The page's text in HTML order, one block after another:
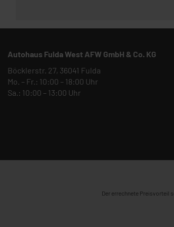
Autohaus Fulda West AFW GmbH & Co. KG
Böcklerstr. 27, 36041 Fulda
Mo. – Fr.: 10:00 – 18:00 Uhr
Sa.: 10:00 – 13:00 Uhr
Der errechnete Preisvorteil